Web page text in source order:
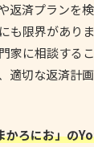
返済プランを
も限界があり
家に相談する
適切な返済計
ろにお」の